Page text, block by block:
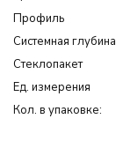
Профиль
Системная глубина
Cтеклопакет
Ед. измерения
Кол. в упаковке: